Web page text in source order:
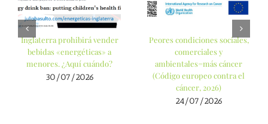
Inglaterra prohibirá vender
bebidas «energéticas» a
menores. ¿Aquí cuándo?
30/07/2026
Peores condiciones sociales,
comerciales y
ambientales=más cáncer
(Código europeo contra el
cáncer, 2026)
24/07/2026